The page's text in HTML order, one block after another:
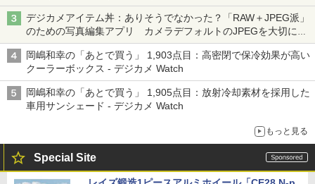
デジカメアイテム丼：ありそうでなかった？「RAW＋JPEG派」
のための写真編集アプリ カメラデフォルトのJPEGを大切にす
る「Filmator」
岡嶋和幸の「あとで買う」 1,903点目：高密閉で保冷効果が高い
クーラーボックス - デジカメ Watch
岡嶋和幸の「あとで買う」 1,905点目：放射冷却素材を採用した
車用サンシェード - デジカメ Watch
もっと見る
Special Site